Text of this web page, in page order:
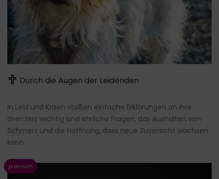
Durch die Augen der Leidenden
In Leid und Krisen stoßen einfache Erklärungen an ihre
Grenzen; wichtig sind ehrliche Fragen, das Aushalten von
Schmerz und die Hoffnung, dass neue Zuversicht wachsen
kann.